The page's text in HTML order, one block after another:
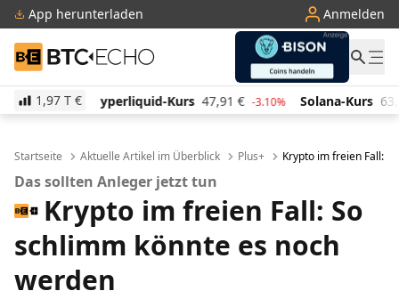
App herunterladen Anmelden
BTC-ECHO
1,97 T €
Kurs 47,91 € -3.10% Solana-Kurs 63,52 € -1.00% TRON-
Startseite Aktuelle Artikel im Überblick Plus+ Krypto im freien Fall:
Das sollten Anleger jetzt tun
Krypto im freien Fall: So
schlimm könnte es noch
werden